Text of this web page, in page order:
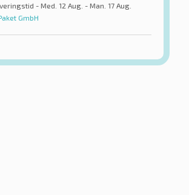
- Med. 12 Aug. - Man. 17 Aug.
GmbH